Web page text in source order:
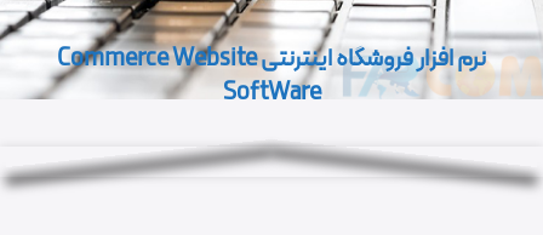
نرم افزار فروشگاه اینترنتی Commerce Website
SoftWare